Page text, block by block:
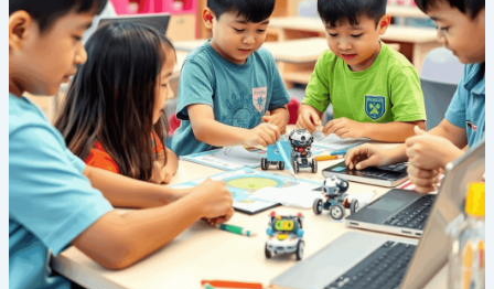
Mengikuti
Perkemahan
Musim
Panas
STEM
di
Singapura